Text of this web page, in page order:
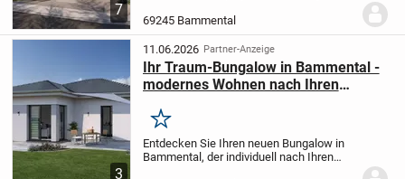
7
Vorstellungen gestaltet wird. Mit einer
großzügigen Wohnfläche von 136,07 m²
und 4 Zimmern,...
69245 Bammental
3
11.06.2026 Partner-Anzeige
Ihr Traum-Bungalow in Bammental -
modernes Wohnen nach Ihren
Merken
Entdecken Sie Ihren neuen Bungalow in
Bammental, der individuell nach Ihren